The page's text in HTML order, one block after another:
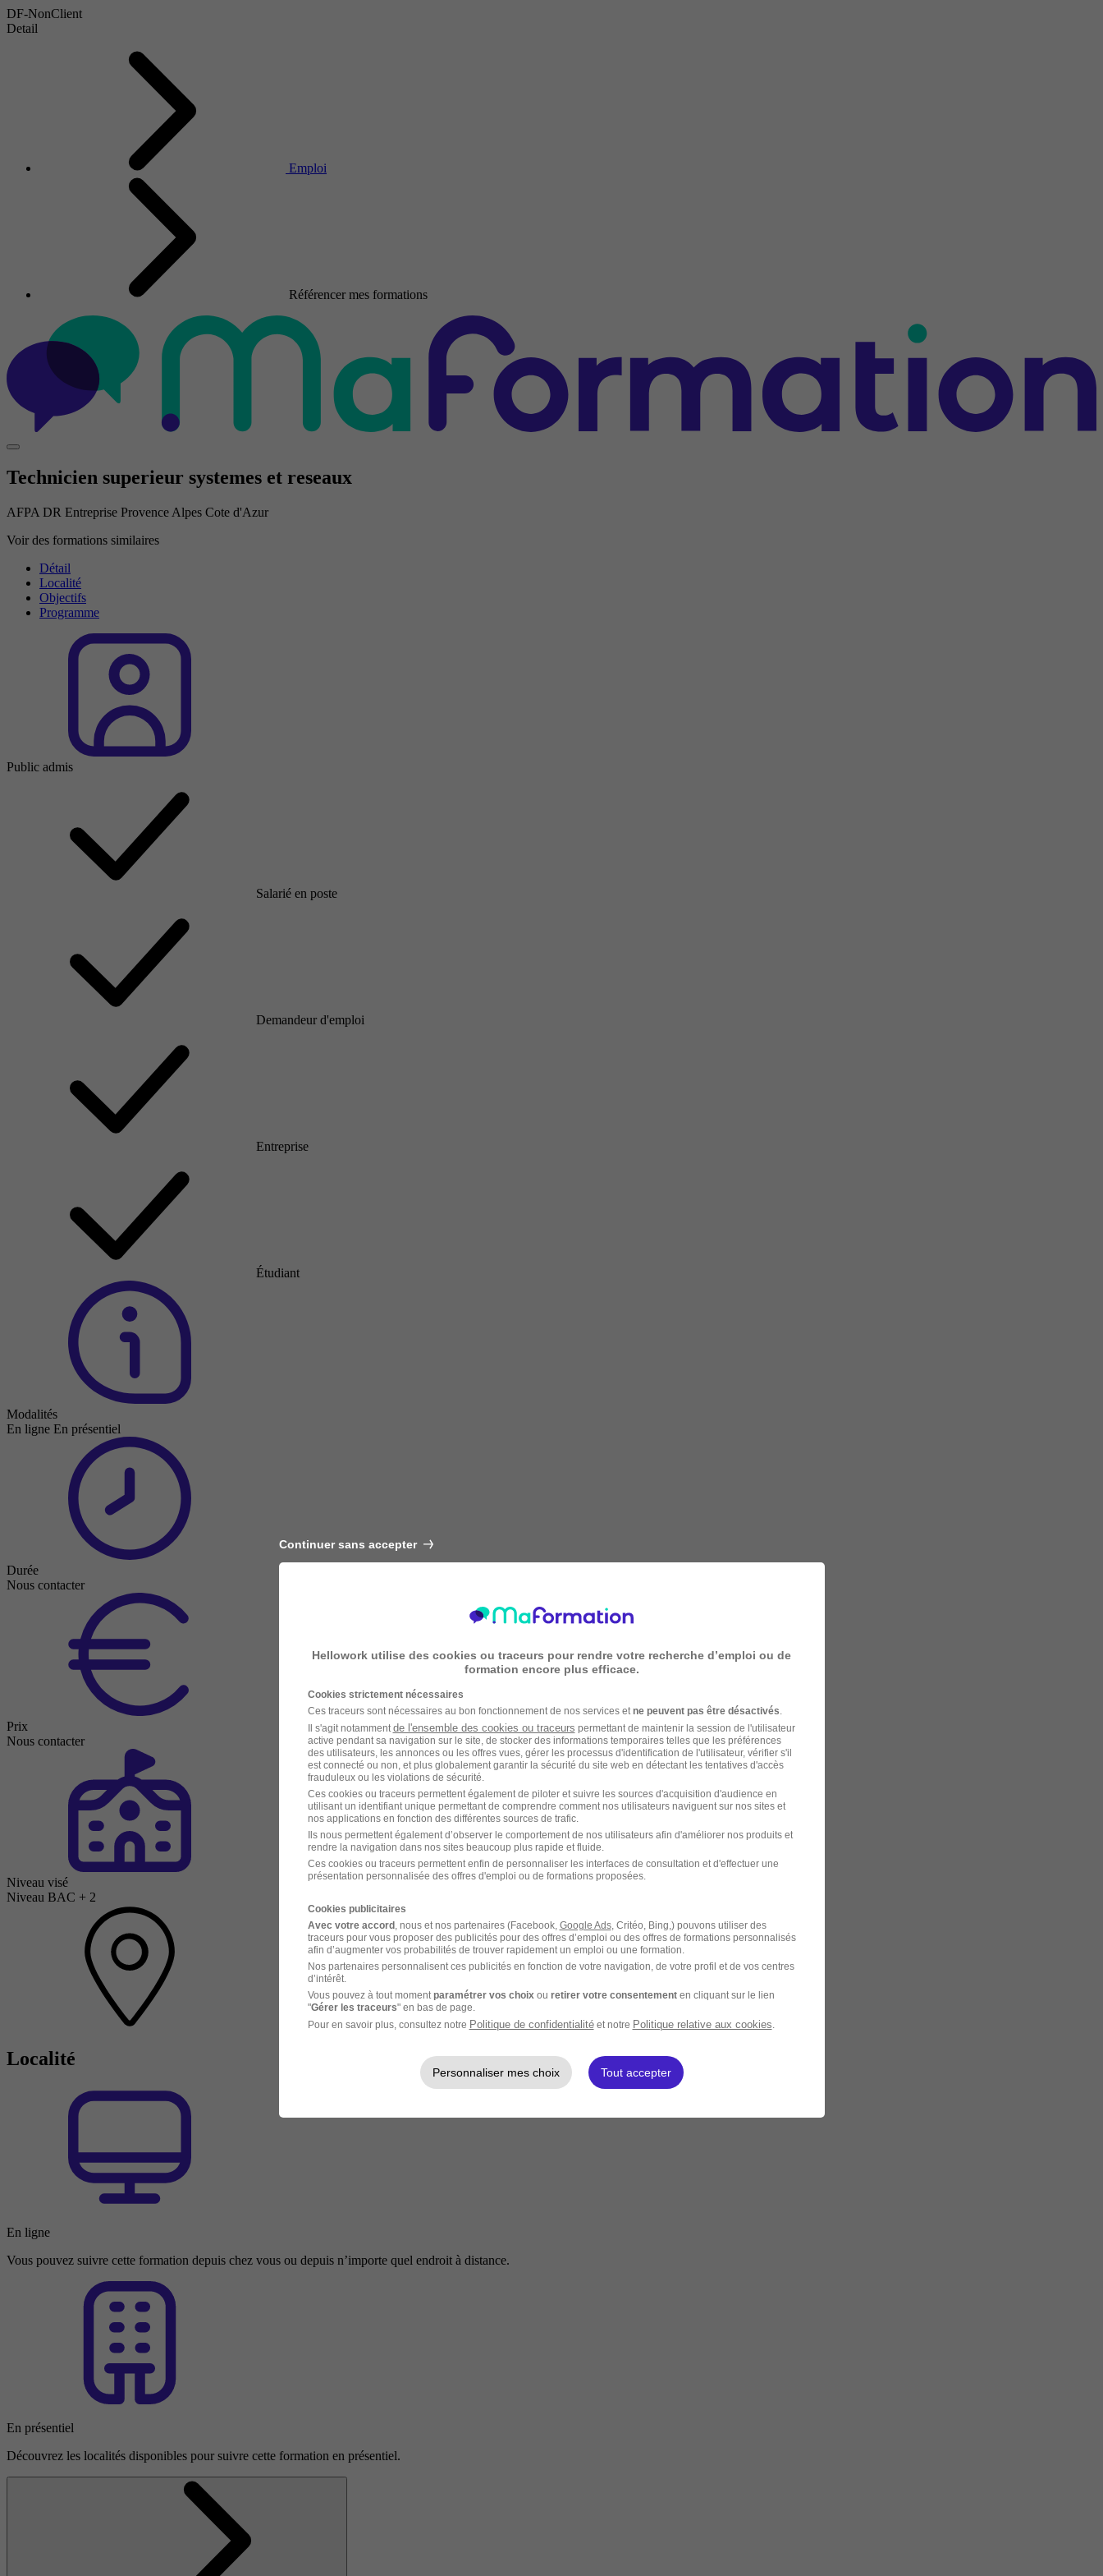
DF-NonClient
Detail
Emploi
Référencer mes formations
Technicien superieur systemes et reseaux
AFPA DR Entreprise Provence Alpes Cote d'Azur
Voir des formations similaires
Détail
Localité
Objectifs
Programme
Public admis
Salarié en poste
Demandeur d'emploi
Entreprise
Étudiant
Modalités
En ligne En présentiel
Durée
Nous contacter
Prix
Nous contacter
Niveau visé
Niveau BAC + 2
Localité
En ligne
Vous pouvez suivre cette formation depuis chez vous ou depuis n’importe quel endroit à distance.
En présentiel
Découvrez les localités disponibles pour suivre cette formation en présentiel.
Continuer sans accepter
Hellowork utilise des cookies ou traceurs pour rendre votre recherche d’emploi ou de
formation encore plus efficace.
Cookies strictement nécessaires
Ces traceurs sont nécessaires au bon fonctionnement de nos services et ne peuvent pas être désactivés
Il s'agit notamment de l'ensemble des cookies ou traceurs permettant de maintenir la session de l'utilisateur
active pendant sa navigation sur le site, de stocker des informations temporaires telles que les préférences
des utilisateurs, les annonces ou les offres vues, gérer les processus d'identification de l'utilisateur, vérifier s'il
est connecté ou non, et plus globalement garantir la sécurité du site web en détectant les tentatives d'accès
frauduleux ou les violations de sécurité.
Ces cookies ou traceurs permettent également de piloter et suivre les sources d'acquisition d'audience en
utilisant un identifiant unique permettant de comprendre comment nos utilisateurs naviguent sur nos sites et
nos applications en fonction des différentes sources de trafic.
Ils nous permettent également d’observer le comportement de nos utilisateurs afin d'améliorer nos produits et
rendre la navigation dans nos sites beaucoup plus rapide et fluide.
Ces cookies ou traceurs permettent enfin de personnaliser les interfaces de consultation et d'effectuer une
présentation personnalisée des offres d'emploi ou de formations proposées.
Cookies publicitaires
Avec votre accord, nous et nos partenaires (Facebook, Google Ads, Critéo, Bing,) pouvons utiliser des
traceurs pour vous proposer des publicités pour des offres d’emploi ou des offres de formations personnalisés
afin d’augmenter vos probabilités de trouver rapidement un emploi ou une formation.
Nos partenaires personnalisent ces publicités en fonction de votre navigation, de votre profil et de vos centres
d’intérêt.
Vous pouvez à tout moment paramétrer vos choix ou retirer votre consentementen cliquant sur le lien
"Gérer les traceurs" en bas de page.
Pour en savoir plus, consultez notre Politique de confidentialitéet notre Politique relative aux cookies
Personnaliser mes choix Tout accepter